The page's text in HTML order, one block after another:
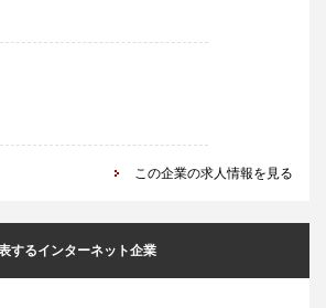
この企業の求人情報を見る
するインターネット企業